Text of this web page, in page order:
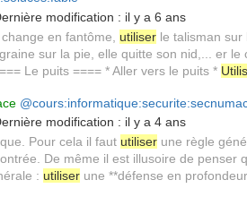
modification : il y a 6 ans
en fantôme, utiliser le talisman sur
sur la pie, elle quitte son nid,... er le
Le puits ==== * Aller vers le puits *
modification : il y a 4 ans
Pour cela il faut utiliser une règle
De même il est illusoire de penser
: utiliser une **défense en